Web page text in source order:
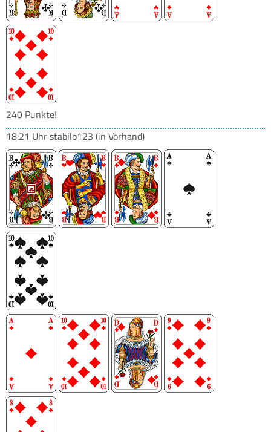
240 Punkte!
18:21 Uhrstabilo123 (in Vorhand)